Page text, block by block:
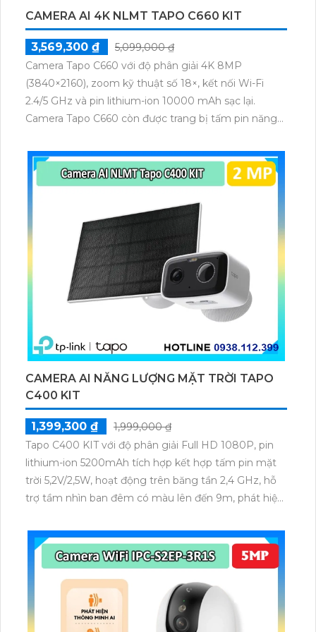
CAMERA AI 4K NLMT TAPO C660 KIT
3,569,300 ₫
5,099,000 ₫
Camera Tapo C660 với độ phân giải 4K 8MP
(3840×2160), zoom kỹ thuật số 18×, kết nối Wi-Fi
2.4/5 GHz và pin lithium-ion 10000 mAh sạc lại.
Camera Tapo C660 còn được trang bị tấm pin năng
thú cưng, phương tiện, lưu trữ thẻ microSD tối đa 512
GB.
CAMERA AI NĂNG LƯỢNG MẶT TRỜI TAPO
C400 KIT
1,399,300 ₫
1,999,000 ₫
Tapo C400 KIT với độ phân giải Full HD 1080P, pin
lithium-ion 5200mAh tích hợp kết hợp tấm pin mặt
trời 5,2V/2,5W, hoạt động trên băng tần 2,4 GHz, hỗ
trợ tầm nhìn ban đêm có màu lên đến 9m, phát hiện
dữ liệu qua thẻ microSD lên đến 512GB.